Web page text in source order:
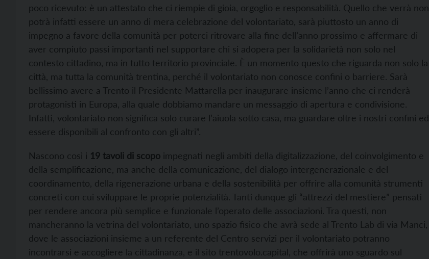
poco ricevuto: è un attestato che ci riempie di gioia, orgoglio e responsabilità. Quello che verrà non
potrà infatti essere un anno di mera celebrazione del volontariato, sarà piuttosto un anno di
impegno a favore della comunità per poterci ritrovare alla fine dell’anno prossimo e affermare di
aver compiuto passi importanti nel supportare chi si adopera per la solidarietà non solo nel
contesto cittadino, ma in tutto territorio provinciale. È un momento questo che riguarda non solo la
città, ma tutta la comunità trentina, perché il volontariato non conosce confini o barriere. Sarà
bellissimo avere a Trento il Presidente Mattarella per inaugurare insieme l’anno che ci renderà
protagonisti in Europa, alla quale dobbiamo mandare un messaggio di apertura e condivisione.
Infatti, volontariato non significa solo curare l’aiuola sotto casa, ma guardare oltre i nostri confini ed
essere disponibili al confronto con gli altri”.
Nascono così i 19 tavoli di scopo impegnati negli ambiti della digitalizzazione, del coinvolgimento e
della semplificazione, ma anche della comunicazione, del dialogo intergenerazionale e del
coordinamento, della rigenerazione urbana e della sostenibilità per offrire alla comunità strumenti
concreti con cui sviluppare le proprie potenzialità. Tanti dunque gli “attrezzi del mestiere” pensati
per rendere ancora più semplice e funzionale l’operato delle associazioni. Tra questi, non
mancheranno la vetrina del volontariato, uno spazio fisico che avrà sede al Trento Lab di via Manci,
dove le associazioni insieme a un referente del Centro servizi per il volontariato potranno
incontrarsi e accogliere la cittadinanza, e il sito trentovolo.capital, che offrirà uno sguardo sul